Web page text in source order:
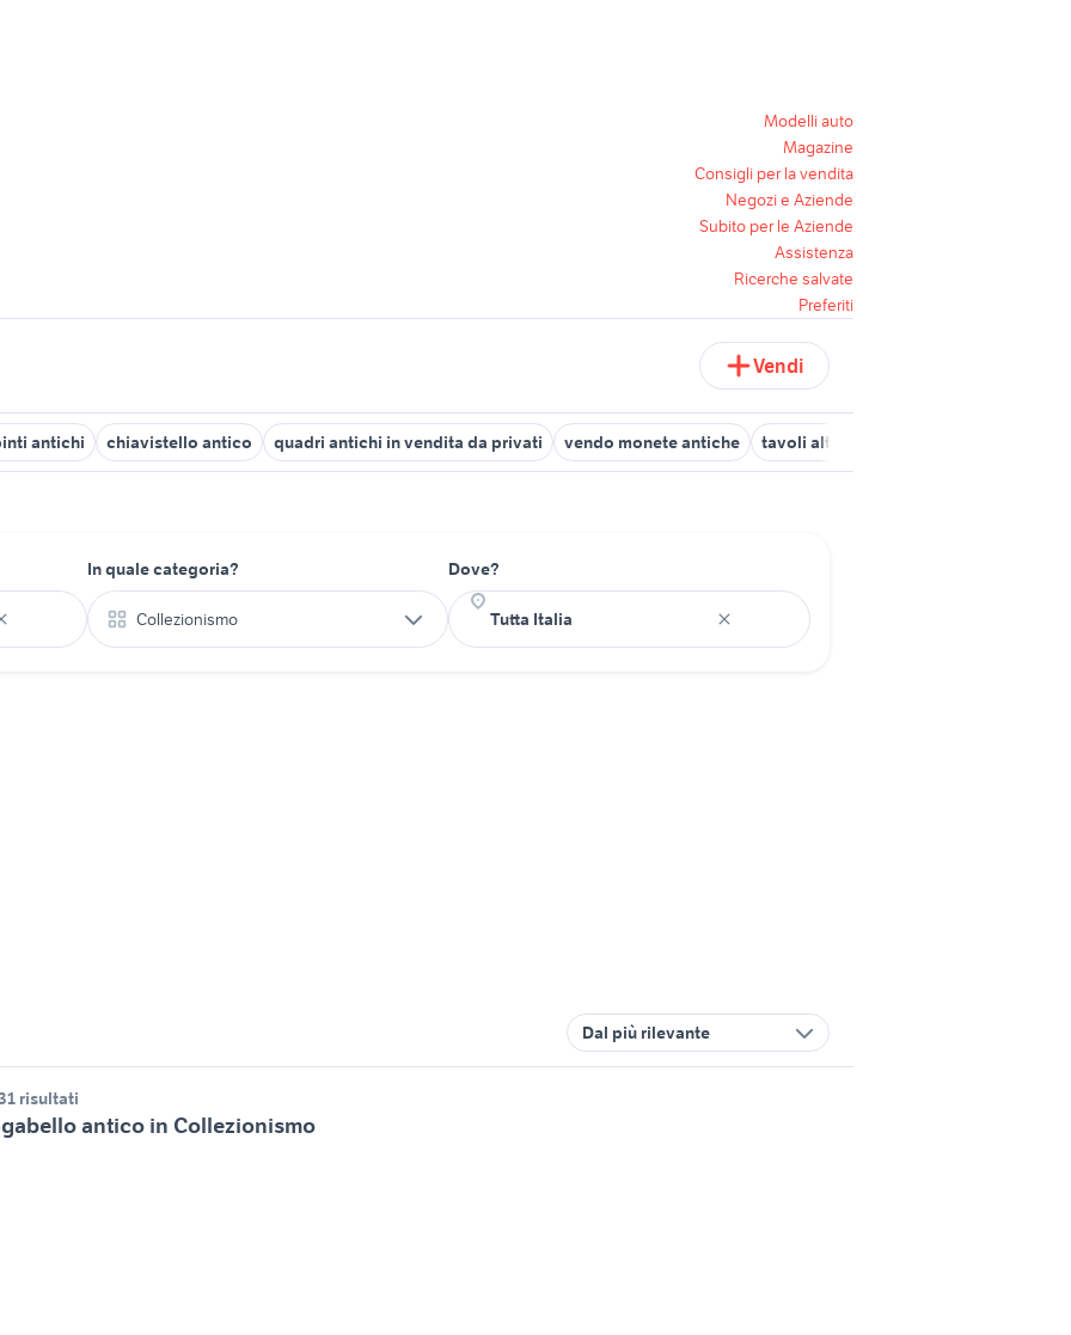
Modelli auto
Magazine
Consigli per la vendita
Negozi e Aziende
Subito per le Aziende
Assistenza
Ricerche salvate
Preferiti
Vendi
antichi chiavistello antico quadri antichi in vendita da privati vendo monete antiche tavoli alti con sgabelli
In quale categoria?
Collezionismo
Dove?
Dal più rilevante
risultati
antico in Collezionismo